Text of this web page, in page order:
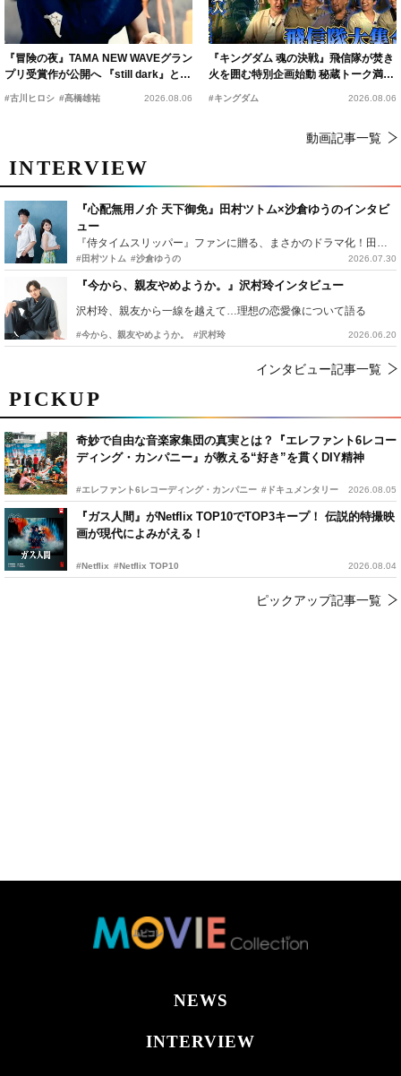
PICKUP
奇妙で自由な音楽家集団の真実とは？『エレファント6レコー
ディング・カンパニー』が教える“好き”を貫くDIY精神
#エレファント6レコーディング・カンパニー #ドキュメンタリー 2026.08.05
『ガス人間』がNetflix TOP10でTOP3キープ！ 伝説的特撮映
画が現代によみがえる！
#Netflix #Netflix TOP10 2026.08.04
ピックアップ記事一覧
『冒険の夜』TAMA NEW WAVEグラン
プリ受賞作が公開へ 『still dark』と同
時上映決定
#古川ヒロシ #髙橋雄祐 2026.08.06
『キングダム 魂の決戦』飛信隊が焚き
火を囲む特別企画始動 秘蔵トーク満載
の“キングダムキャンプ”開催
#キングダム 2026.08.06
動画記事一覧
INTERVIEW
『心配無用ノ介 天下御免』田村ツトム×沙倉ゆうのインタビ
ュー
『侍タイムスリッパー』ファンに贈る、まさかのドラマ化！田村ツトム×沙倉ゆうのが語る『心配無用ノ介』撮影秘話
#田村ツトム #沙倉ゆうの 2026.07.30
『今から、親友やめようか。』沢村玲インタビュー
沢村玲、親友から一線を越えて…理想の恋愛像について語る
#今から、親友やめようか。 #沢村玲 2026.06.20
インタビュー記事一覧
NEWS
INTERVIEW